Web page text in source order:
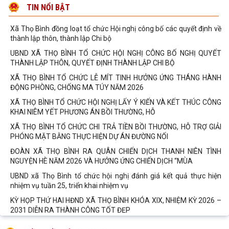
TIN NỔI BẬT
Xã Thọ Bình tham dự Hội nghị trực tuyến toàn quốc sơ kết 01 năm
vận hành mô hình tổ chức tổng thể
Xã Thọ Bình đồng loạt tổ chức Hội nghị công bố các quyết định về
thành lập thôn, thành lập Chi bộ
UBND XÃ THỌ BÌNH TỔ CHỨC HỘI NGHỊ CÔNG BỐ NGHỊ QUYẾT
THÀNH LẬP THÔN, QUYẾT ĐỊNH THÀNH LẬP CHI BỘ
XÃ THỌ BÌNH TỔ CHỨC LỄ MÍT TINH HƯỞNG ỨNG THÁNG HÀNH
ĐỘNG PHÒNG, CHỐNG MA TÚY NĂM 2026
XÃ THỌ BÌNH TỔ CHỨC HỘI NGHỊ LẤY Ý KIẾN VÀ KẾT THÚC CÔNG
KHAI NIÊM YẾT PHƯƠNG ÁN BỒI THƯỜNG, HỖ
XÃ THỌ BÌNH TỔ CHỨC CHI TRẢ TIỀN BỒI THƯỜNG, HỖ TRỢ GIẢI
PHÓNG MẶT BẰNG THỰC HIỆN DỰ ÁN ĐƯỜNG NỐI
ĐOÀN XÃ THỌ BÌNH RA QUÂN CHIẾN DỊCH THANH NIÊN TÌNH
NGUYỆN HÈ NĂM 2026 VÀ HƯỞNG ỨNG CHIẾN DỊCH “MÙA
UBND xã Thọ Bình tổ chức hội nghị đánh giá kết quả thực hiện
nhiệm vụ tuần 25, triển khai nhiệm vụ
KỲ HỌP THỨ HAI HĐND XÃ THỌ BÌNH KHÓA XIX, NHIỆM KỲ 2026 –
2031 DIỄN RA THÀNH CÔNG TỐT ĐẸP